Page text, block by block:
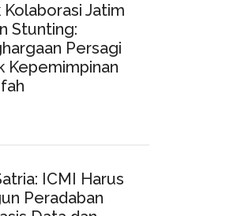
Kolaborasi Jatim
Stunting:
Persagi
Kepemimpinan
ICMI Harus
Peradaban